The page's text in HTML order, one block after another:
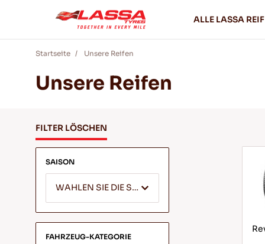
ALLE LASSA
Startseite Unsere Reifen
Unsere Reifen
FILTER LÖSCHEN
SAISON
WAHLEN SIE DIE SAISON
FAHRZEUG-KATEGORIE